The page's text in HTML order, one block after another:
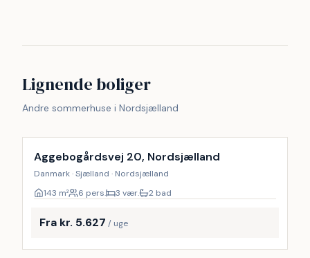
Lignende boliger
Andre sommerhuse i Nordsjælland
Aggebogårdsvej 20, Nordsjælland
Danmark · Sjælland · Nordsjælland
143 m² 6 pers. 3 vær. 2 bad
Fra kr. 5.627 / uge
Inkl. rengøring